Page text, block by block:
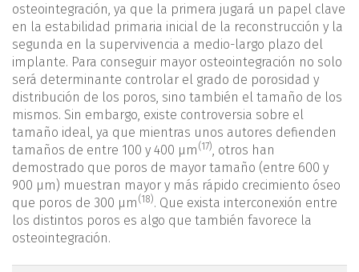
osteointegración, ya que la primera jugará un papel clave
en la estabilidad primaria inicial de la reconstrucción y la
segunda en la supervivencia a medio-largo plazo del
implante. Para conseguir mayor osteointegración no solo
será determinante controlar el grado de porosidad y
distribución de los poros, sino también el tamaño de los
mismos. Sin embargo, existe controversia sobre el
tamaño ideal, ya que mientras unos autores defienden
tamaños de entre 100 y 400 µm (17), otros han
demostrado que poros de mayor tamaño (entre 600 y
900 µm) muestran mayor y más rápido crecimiento óseo
que poros de 300 µm (18). Que exista interconexión entre
los distintos poros es algo que también favorece la
osteointegración.